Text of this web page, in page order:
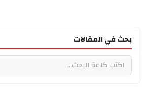
بحث في المقالات